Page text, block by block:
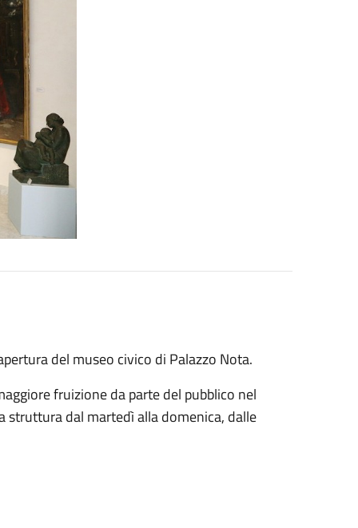
del museo civico di Palazzo Nota.
fruizione da parte del pubblico nel
struttura dal martedì alla domenica, dalle